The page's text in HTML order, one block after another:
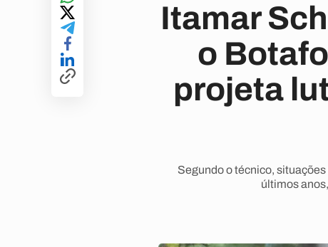
Itamar
o
projeta
Segundo o técnico,
últimos